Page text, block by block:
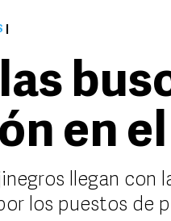
en
llegan con
los puestos de